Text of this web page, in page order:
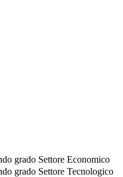
grado Settore Economico
grado Settore Tecnologico